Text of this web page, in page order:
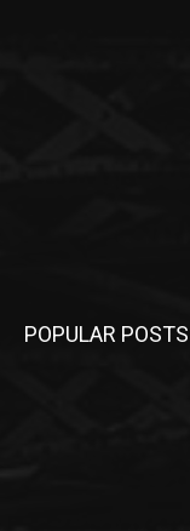
POPULAR POSTS